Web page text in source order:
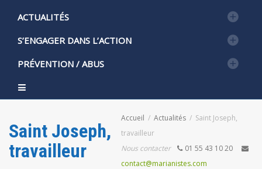
ACTUALITÉS
S’ENGAGER DANS L’ACTION
PRÉVENTION / ABUS
Saint Joseph,
travailleur
Accueil Actualités
Saint Joseph,
travailleur
Nous contacter
01 55 43 10 20
contact@marianistes.com